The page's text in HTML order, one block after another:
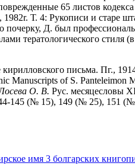
65 листов
1982r. Т. 4: Рукописи и
почерку, Д. был
тератологического стиля
кирилловского письма. Пг.,
Manuscripts of S. Panteleimon
О. В. Рус. месяцесловы
145 (№ 15), 149 (№ 25), 151 (№
имя 3 болгарских